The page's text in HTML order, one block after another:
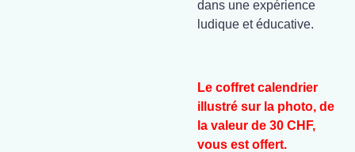
dans une expérience
ludique et éducative.
Le coffret calendrier
illustré sur la photo, de
la valeur de 30 CHF,
vous est offert.